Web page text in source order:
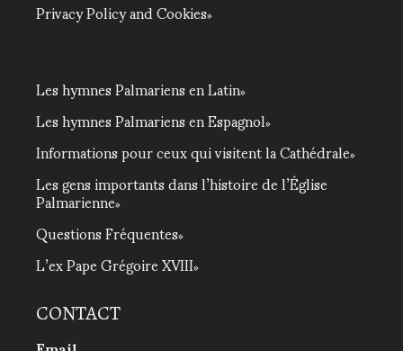
Privacy Policy and Cookies
Les hymnes Palmariens en Latin
Les hymnes Palmariens en Espagnol
Informations pour ceux qui visitent la Cathédrale
Les gens importants dans l’histoire de l’Église
Palmarienne
Questions Fréquentes
L’ex Pape Grégoire XVIII
CONTACT